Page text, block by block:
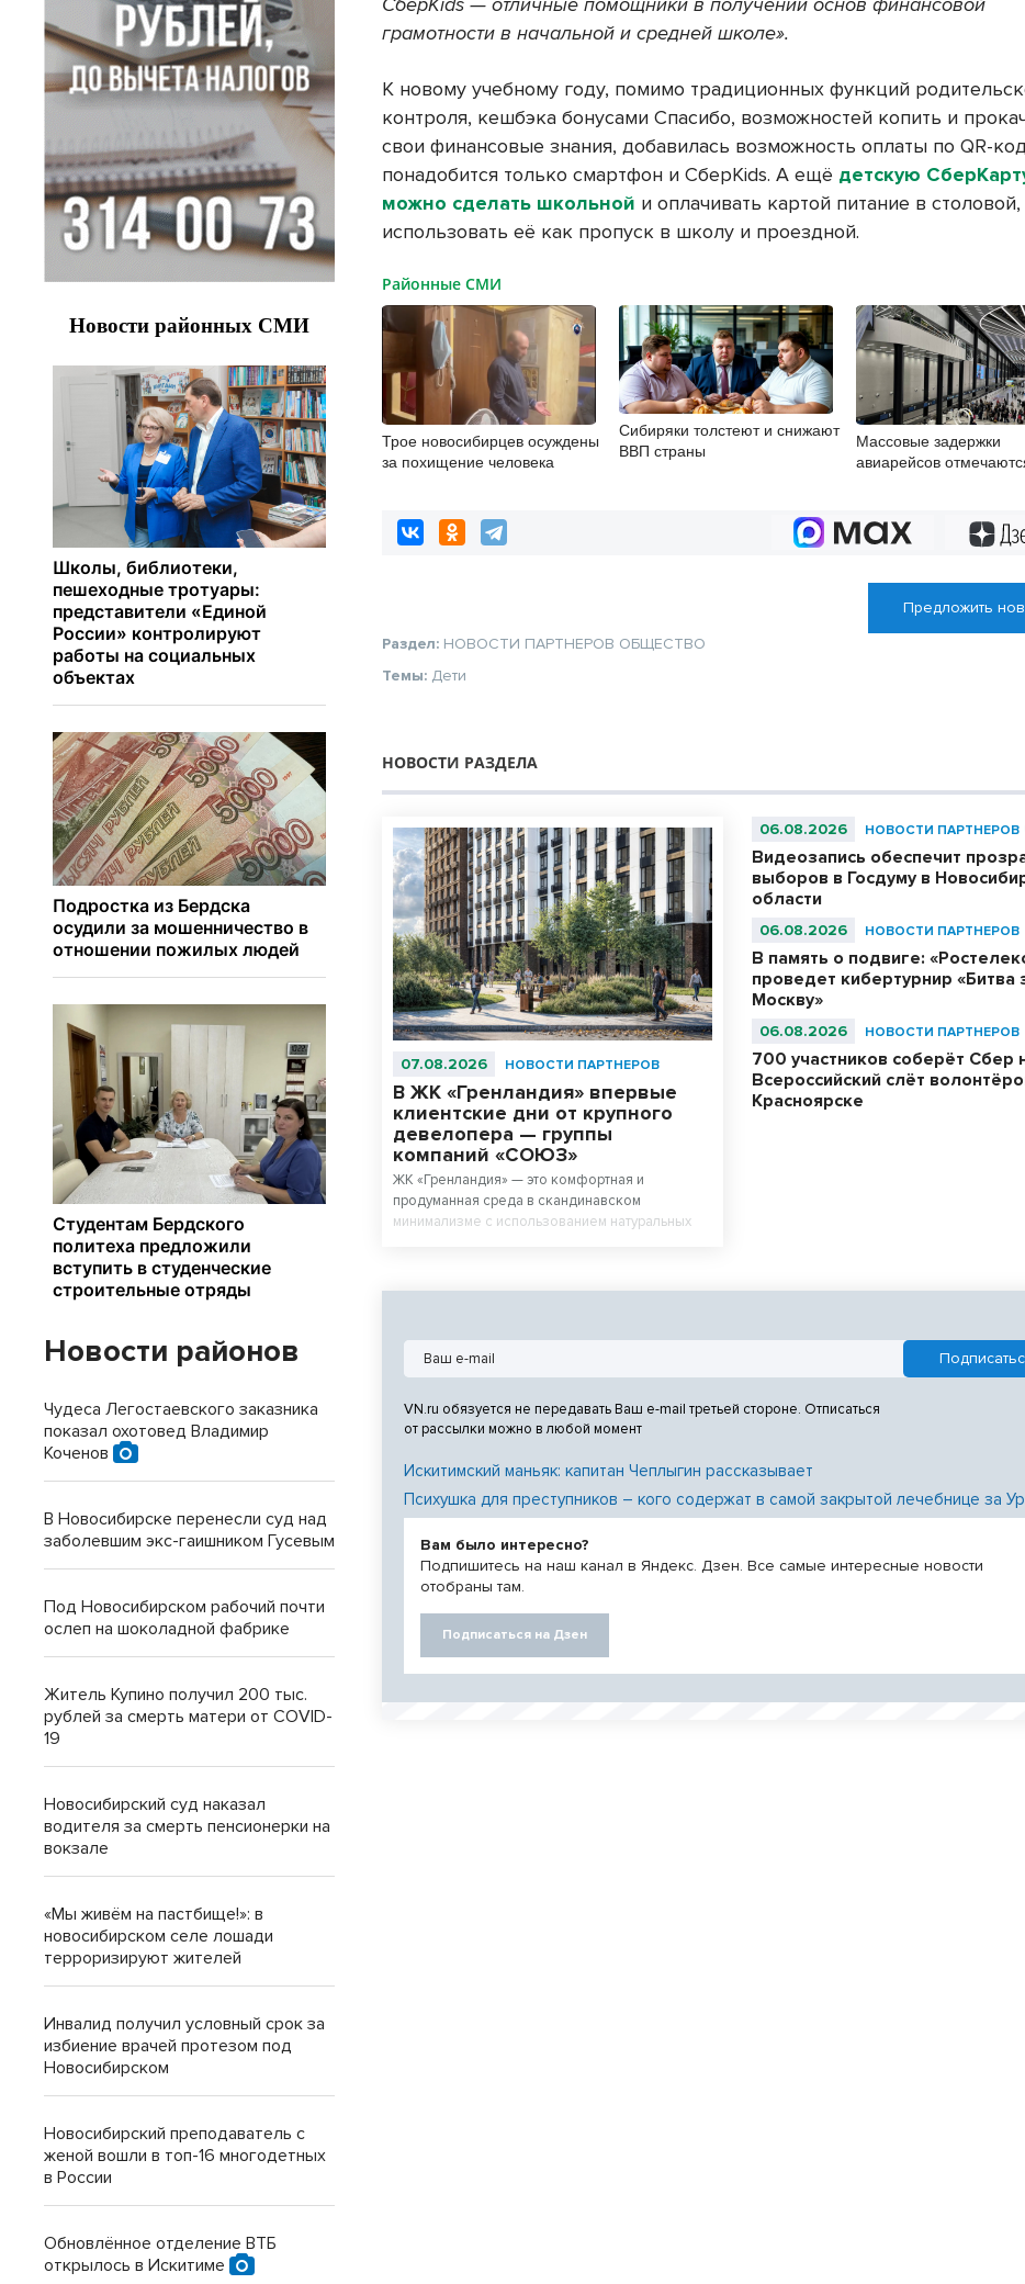
грамотности в начальной и средней школе».
К новому учебному году, помимо традиционных функций
контроля, кешбэка бонусами Спасибо, возможностей копить и
свои финансовые знания, добавилась возможность оплаты по QR-
понадобится только смартфон и СберKids. А ещё детскую
можно сделать школьной и оплачивать картой питание в столовой,
использовать её как пропуск в школу и проездной.
Районные СМИ
Трое новосибирцев осуждены
за похищение человека
Сибиряки толстеют и снижают
ВВП страны
Массовые задержки
авиарейсов
Предложить
Раздел: НОВОСТИ ПАРТНЕРОВ ОБЩЕСТВО
Темы: Дети
НОВОСТИ РАЗДЕЛА
07.08.2026 НОВОСТИ ПАРТНЕРОВ
В ЖК «Гренландия» впервые
клиентские дни от крупного
девелопера — группы
компаний «СОЮЗ»
ЖК «Гренландия» — это комфортная и
продуманная среда в скандинавском
минимализме с использованием натуральных
06.08.2026 НОВОСТИ ПАРТНЕРОВ
Видеозапись обеспечит
выборов в Госдуму в
области
06.08.2026 НОВОСТИ ПАРТНЕРОВ
В память о подвиге:
проведет кибертурнир «Битва
Москву»
06.08.2026 НОВОСТИ ПАРТНЕРОВ
700 участников соберёт Сбер
Всероссийский слёт
Красноярске
VN.ru обязуется не передавать Ваш e-mail третьей стороне. Отписаться
от рассылки можно в любой момент
Искитимский маньяк: капитан Чеплыгин рассказывает
Психушка для преступников – кого содержат в самой закрытой лечебнице за
Вам было интересно?
Подпишитесь на наш канал в Яндекс. Дзен. Все самые интересные новости
отобраны там.
Подписаться на Дзен
Новости районов
Чудеса Легостаевского заказника
показал охотовед Владимир
Коченов
В Новосибирске перенесли суд над
заболевшим экс-гаишником Гусевым
Под Новосибирском рабочий почти
ослеп на шоколадной фабрике
Житель Купино получил 200 тыс.
рублей за смерть матери от COVID-
19
Новосибирский суд наказал
водителя за смерть пенсионерки на
вокзале
«Мы живём на пастбище!»: в
новосибирском селе лошади
терроризируют жителей
Инвалид получил условный срок за
избиение врачей протезом под
Новосибирском
Новосибирский преподаватель с
женой вошли в топ-16 многодетных
в России
Обновлённое отделение ВТБ
открылось в Искитиме